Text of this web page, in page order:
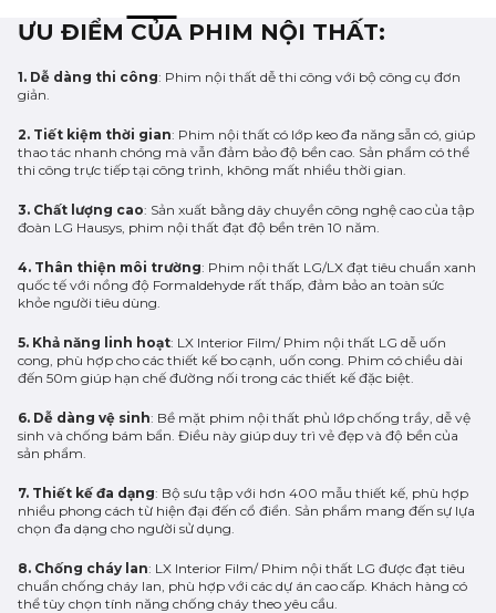
ƯU ĐIỂM CỦA PHIM NỘI THẤT:
1. Dễ dàng thi công: Phim nội thất dễ thi công với bộ công cụ đơn
giản.
2. Tiết kiệm thời gian: Phim nội thất có lớp keo đa năng sẵn có, giúp
thao tác nhanh chóng mà vẫn đảm bảo độ bền cao. Sản phẩm có thể
thi công trực tiếp tại công trình, không mất nhiều thời gian.
3. Chất lượng cao: Sản xuất bằng dây chuyền công nghệ cao của tập
đoàn LG Hausys, phim nội thất đạt độ bền trên 10 năm.
4. Thân thiện môi trường: Phim nội thất LG/LX đạt tiêu chuẩn xanh
quốc tế với nồng độ Formaldehyde rất thấp, đảm bảo an toàn sức
khỏe người tiêu dùng.
5. Khả năng linh hoạt: LX Interior Film/ Phim nội thất LG dễ uốn
cong, phù hợp cho các thiết kế bo cạnh, uốn cong. Phim có chiều dài
đến 50m giúp hạn chế đường nối trong các thiết kế đặc biệt.
6. Dễ dàng vệ sinh: Bề mặt phim nội thất phủ lớp chống trầy, dễ vệ
sinh và chống bám bẩn. Điều này giúp duy trì vẻ đẹp và độ bền của
sản phẩm.
7. Thiết kế đa dạng: Bộ sưu tập với hơn 400 mẫu thiết kế, phù hợp
nhiều phong cách từ hiện đại đến cổ điển. Sản phẩm mang đến sự lựa
chọn đa dạng cho người sử dụng.
8. Chống cháy lan: LX Interior Film/ Phim nội thất LG được đạt tiêu
chuẩn chống cháy lan, phù hợp với các dự án cao cấp. Khách hàng có
thể tùy chọn tính năng chống cháy theo yêu cầu.